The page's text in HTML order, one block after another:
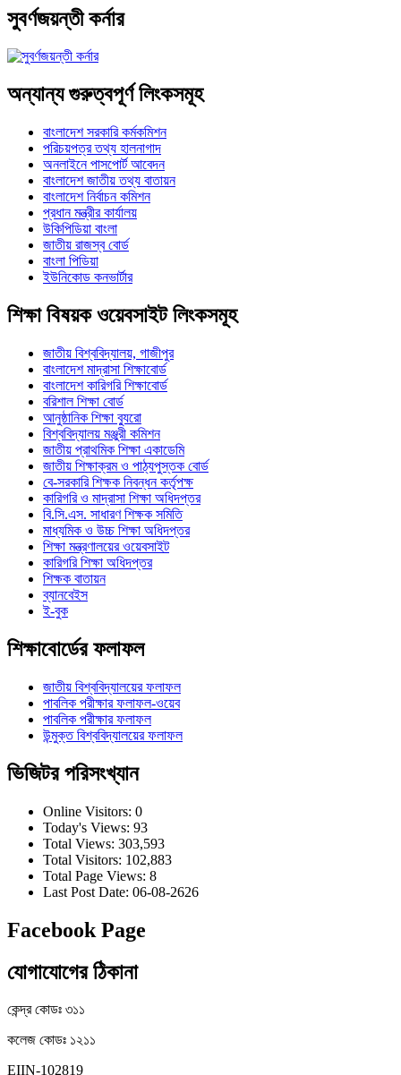
সুবর্ণজয়ন্তী কর্নার
অন্যান্য গুরুত্বপূর্ণ লিংকসমূহ
বাংলাদেশ সরকারি কর্মকমিশন
পরিচয়পত্র তথ্য হালনাগাদ
অনলাইনে পাসপোর্ট আবেদন
বাংলাদেশ জাতীয় তথ্য বাতায়ন
বাংলাদেশ নির্বাচন কমিশন
প্রধান মন্ত্রীর কার্যালয়
উকিপিডিয়া বাংলা
জাতীয় রাজস্ব বোর্ড
বাংলা পিডিয়া
ইউনিকোড কনভার্টার
শিক্ষা বিষয়ক ওয়েবসাইট লিংকসমূহ
জাতীয় বিশ্ববিদ্যালয়, গাজীপুর
বাংলাদেশ মাদ্রাসা শিক্ষাবোর্ড
বাংলাদেশ কারিগরি শিক্ষাবোর্ড
বরিশাল শিক্ষা বোর্ড
আনুষ্ঠানিক শিক্ষা ব্যুরো
বিশ্ববিদ্যালয় মঞ্জুরী কমিশন
জাতীয় প্রাথমিক শিক্ষা একাডেমি
জাতীয় শিক্ষাক্রম ও পাঠ্যপুস্তক বোর্ড
বে-সরকারি শিক্ষক নিবন্ধন কর্তৃপক্ষ
কারিগরি ও মাদ্রাসা শিক্ষা অধিদপ্তর
বি.সি.এস. সাধারণ শিক্ষক সমিতি
মাধ্যমিক ও উচ্চ শিক্ষা অধিদপ্তর
শিক্ষা মন্ত্রণালয়ের ওয়েবসাইট
কারিগরি শিক্ষা অধিদপ্তর
শিক্ষক বাতায়ন
ব্যানবেইস
ই-বুক
শিক্ষাবোর্ডের ফলাফল
জাতীয় বিশ্ববিদ্যালয়ের ফলাফল
পাবলিক পরীক্ষার ফলাফল-ওয়েব
পাবলিক পরীক্ষার ফলাফল
উন্মুক্ত বিশ্ববিদ্যালয়ের ফলাফল
ভিজিটর পরিসংখ্যান
Online Visitors: 0
Today's Views: 93
Total Views: 303,593
Total Visitors: 102,883
Total Page Views: 8
Last Post Date: 06-08-2626
Facebook Page
যোগাযোগের ঠিকানা
কেন্দ্র কোডঃ ৩১১
কলেজ কোডঃ ১২১১
EIIN-102819